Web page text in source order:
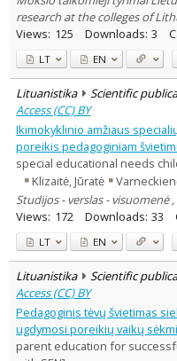
research at the colleges of
Views: 125 Downloads: 3
LT EN
Lituanistika Scientific
Access (CC) BY
Ikimokyklinio amžiaus
poreikis pedagoginiam
special educational needs
Klizaitė, Jūratė
Studijos - verslas - visuomenė ,
Views: 172 Downloads: 33
LT EN
Lituanistika Scientific
Access (CC) BY
Pedagoginis tėvų švietimas
ugdymosi poreikių vaikų
parent education for